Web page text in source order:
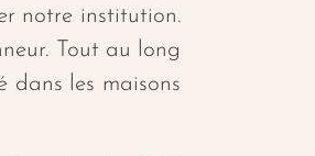
notre institution.
Tout au long
dans les maisons